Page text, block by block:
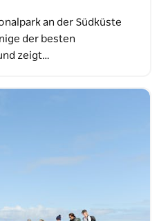
an der Südküste
der besten
zeigt…